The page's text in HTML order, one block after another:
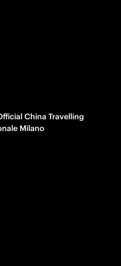
China Travelling
Milano